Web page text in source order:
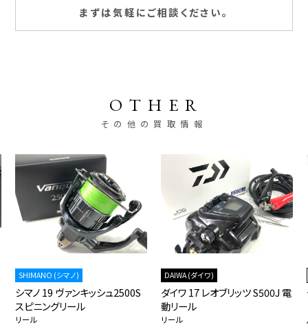
まずは気軽にご相談ください。
OTHER
その他の買取情報
SHIMANO (シマノ)
シマノ 19 ヴァンキッシュ2500S
スピニングリール
リール
DAIWA (ダイワ)
ダイワ 17 レオブリッツ S500J 電
動リール
リール